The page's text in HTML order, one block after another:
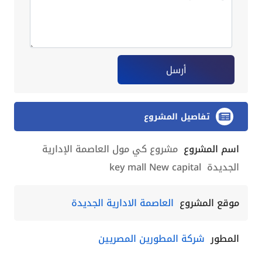
أرسل
تفاصيل المشروع
اسم المشروع مشروع كي مول العاصمة الإدارية
الجديدة key mall New capital
موقع المشروع العاصمة الادارية الجديدة
المطور شركة المطورين المصريين